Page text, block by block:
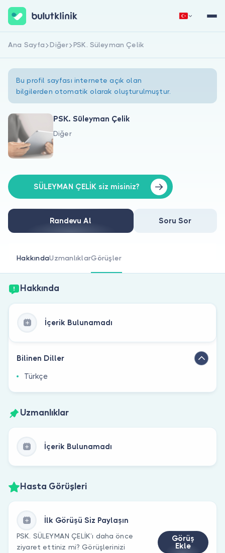
Hakkımızda
Doktorlar için
Doktor musunuz?
Hemen Kaydol
Ana Sayfa Diğer PSK. Süleyman Çelik
Bu profil sayfası internete açık olan
bilgilerden otomatik olarak oluşturulmuştur.
PSK. Süleyman Çelik
Diğer
SÜLEYMAN ÇELİK siz misiniz?
Randevu Al Soru Sor
HakkındaUzmanlıklarGörüşler
Hakkında
İçerik Bulunamadı
Bilinen Diller
Türkçe
Uzmanlıklar
İçerik Bulunamadı
Hasta Görüşleri
İlk Görüşü Siz Paylaşın
PSK. SÜLEYMAN ÇELİK’ı daha önce
ziyaret ettiniz mi? Görüşlerinizi
Görüş
Ekle